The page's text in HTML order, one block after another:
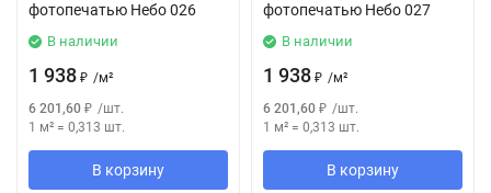
фотопечатью Небо 026
В наличии
1 938 ₽ /м²
6 201,60 ₽ /шт.
1 м² = 0,313 шт.
В корзину
фотопечатью Небо 027
В наличии
1 938 ₽ /м²
6 201,60 ₽ /шт.
1 м² = 0,313 шт.
В корзину